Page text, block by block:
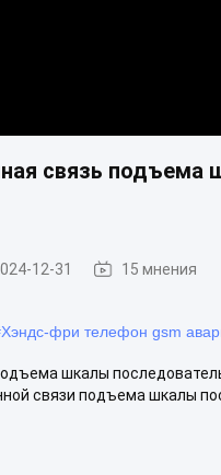
связь
12-31 15 мнения
Хэндс-фри телефон gsm
шкалы
связи подъема шкалы